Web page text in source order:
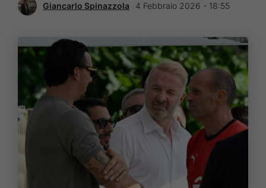
Giancarlo Spinazzola 4 Febbraio 2026 - 18:55